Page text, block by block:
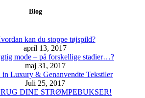
Blog
kan du stoppe tøjspild?
april 13, 2017
mode – på forskellige stadier…?
maj 31, 2017
in Luxury & Genanvendte Tekstiler
Juli 25, 2017
DINE STRØMPEBUKSER!